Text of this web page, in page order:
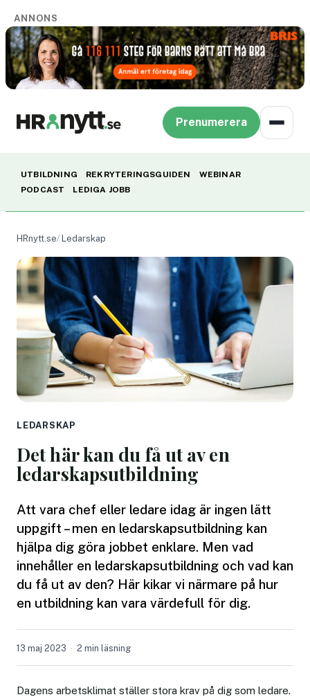
ANNONS
Prenumerera
UTBILDNING REKRYTERINGSGUIDEN
WEBINAR
PODCAST
LEDIGA JOBB
HRnytt.se Ledarskap
LEDARSKAP
Det här kan du få ut av en
ledarskapsutbildning
Att vara chef eller ledare idag är ingen lätt
uppgift – men en ledarskapsutbildning kan
hjälpa dig göra jobbet enklare. Men vad
innehåller en ledarskapsutbildning och vad kan
du få ut av den? Här kikar vi närmare på hur
en utbildning kan vara värdefull för dig.
13 maj 2023 2 min läsning
Dagens arbetsklimat ställer stora krav på dig som ledare.